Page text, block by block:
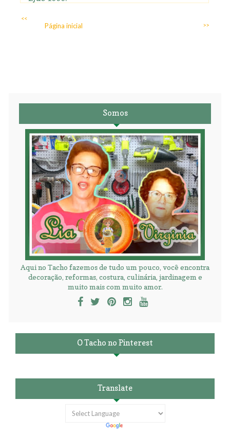
<<
>>
Página inicial
Somos
Aqui no Tacho fazemos de tudo um pouco, você encontra
decoração, reformas, costura, culinária, jardinagem e
muito mais com muito amor.
O Tacho no Pinterest
Translate